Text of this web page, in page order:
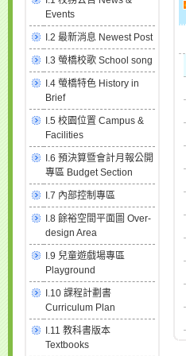
Events
I.2 最新消息 Newest Post
I.3 螢橋校歌 School song
I.4 螢橋特色 History in
Brief
I.5 校園位置 Campus &
Facilities
I.6 預決算暨會計月報公開
專區 Budget Section
I.7 內部控制專區
I.8 餘裕空間平面圖 Over-
design Area
I.9 兒童遊戲場專區
Playground
I.10 課程計劃書
Curriculum Plan
I.11 教科書版本
Textbooks